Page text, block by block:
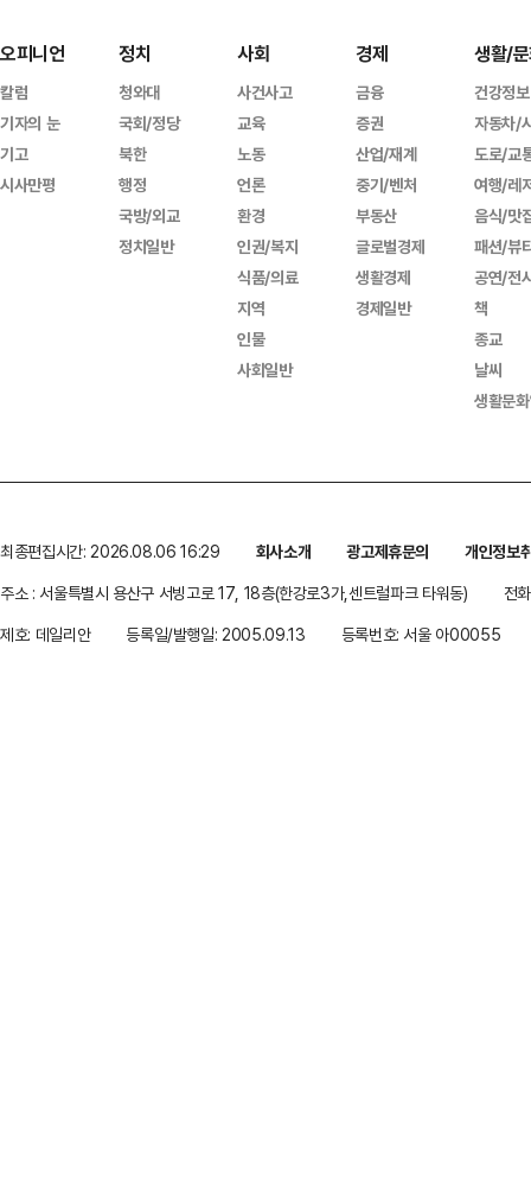
오피니언
칼럼
기자의 눈
기고
시사만평
정치
청와대
국회/정당
북한
행정
국방/외교
정치일반
사회
사건사고
교육
노동
언론
환경
인권/복지
식품/의료
지역
인물
사회일반
경제
금융
증권
산업/재계
중기/벤처
부동산
글로벌경제
생활경제
경제일반
생활/
건강정보
자동차/
도로/교
여행/레
음식/맛
패션/뷰
공연/전
책
종교
날씨
생활문
최종편집시간: 2026.08.06 16:29 회사소개 광고제휴문의
개인정보
주소 : 서울특별시 용산구 서빙고로 17, 18층(한강로3가,센트럴파크 타워동)
전
제호: 데일리안
등록일/발행일: 2005.09.13 등록번호: 서울 아00055